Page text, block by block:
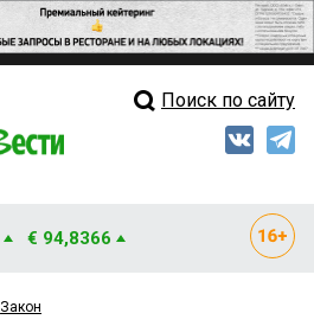
Свежий выпускПоиск по сайту
€ 94,8366
Закон